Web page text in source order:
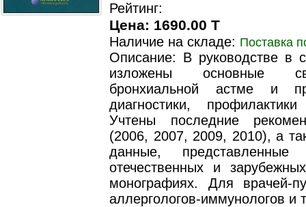
Рейтинг:
Цена: 1690.00 T
Наличие на складе: Поставка
Описание: В руководстве в
изложены основные
бронхиальной астме и
диагностики,
Учтены последние
(2006, 2007, 2009, 2010), а
данные,
отечественных и
монографиях. Для врачей-
аллергологов-иммунологов и